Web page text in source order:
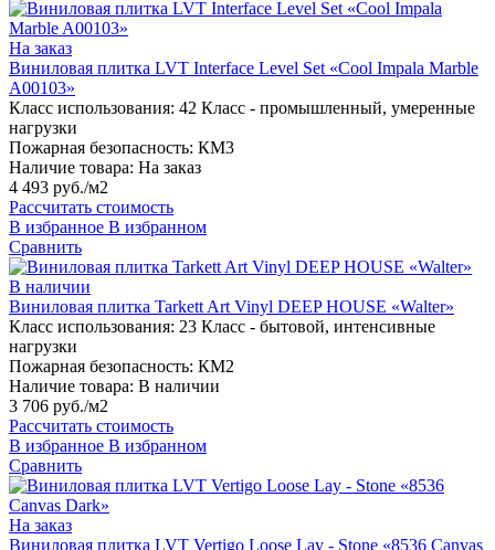
На заказ
Виниловая плитка LVT Interface Level Set «Cool Impala Marble
A00103»
Класс использования: 42 Класс - промышленный, умеренные
нагрузки
Пожарная безопасность: КМ3
Наличие товара: На заказ
4 493 руб./м2
Рассчитать стоимость
В избранное В избранном
Сравнить
В наличии
Виниловая плитка Tarkett Art Vinyl DEEP HOUSE «Walter»
Класс использования: 23 Класс - бытовой, интенсивные
нагрузки
Пожарная безопасность: КМ2
Наличие товара: В наличии
3 706 руб./м2
Рассчитать стоимость
В избранное В избранном
Сравнить
На заказ
Виниловая плитка LVT Vertigo Loose Lay - Stone «8536 Canvas